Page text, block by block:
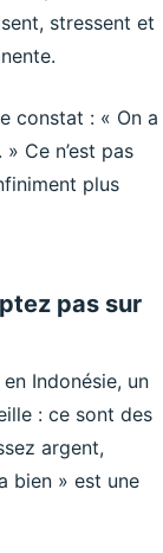
stressent et
constat : « On a
Ce n’est pas
plus
pas sur
Indonésie, un
: ce sont des
argent,
bien » est une